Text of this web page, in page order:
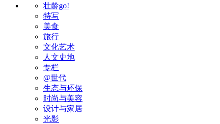
壮龄go!
特写
美食
旅行
文化艺术
人文史地
专栏
@世代
生态与环保
时尚与美容
设计与家居
光影